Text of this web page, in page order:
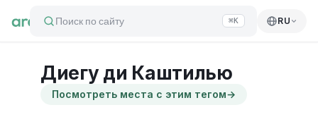
Поиск по сайту ⌘K RU
Диегу ди Каштилью
Посмотреть места с этим тегом→